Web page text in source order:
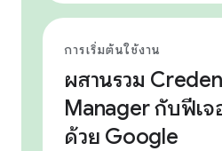
การเริ่มต้นใช้งาน
ผสานรวม
Manager กับฟีเจ
ด้วย Google